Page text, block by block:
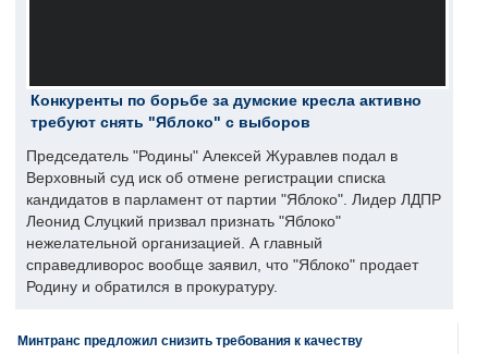
Конкуренты по борьбе за думские кресла активно
требуют снять "Яблоко" с выборов
Председатель "Родины" Алексей Журавлев подал в
Верховный суд иск об отмене регистрации списка
кандидатов в парламент от партии "Яблоко". Лидер ЛДПР
Леонид Слуцкий призвал признать "Яблоко"
нежелательной организацией. А главный
справедливорос вообще заявил, что "Яблоко" продает
Родину и обратился в прокуратуру.
Минтранс предложил снизить требования к качеству